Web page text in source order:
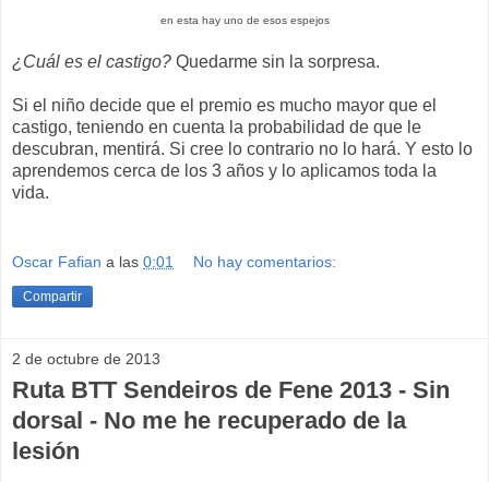
en esta hay uno de esos espejos
¿Cuál es el castigo? Quedarme sin la sorpresa.
Si el niño decide que el premio es mucho mayor que el
castigo, teniendo en cuenta la probabilidad de que le
descubran, mentirá. Si cree lo contrario no lo hará. Y esto lo
aprendemos cerca de los 3 años y lo aplicamos toda la
vida.
Oscar Fafian a las 0:01 No hay comentarios:
Compartir
2 de octubre de 2013
Ruta BTT Sendeiros de Fene 2013 - Sin
dorsal - No me he recuperado de la
lesión